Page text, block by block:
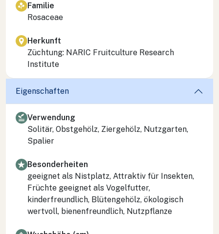
Familie
Rosaceae
Herkunft
Züchtung: NARIC Fruitculture Research
Institute
Eigenschaften
Verwendung
Solitär, Obstgehölz, Ziergehölz, Nutzgarten,
Spalier
Besonderheiten
geeignet als Nistplatz, Attraktiv für Insekten,
Früchte geeignet als Vogelfutter,
kinderfreundlich, Blütengehölz, ökologisch
wertvoll, bienenfreundlich, Nutzpflanze